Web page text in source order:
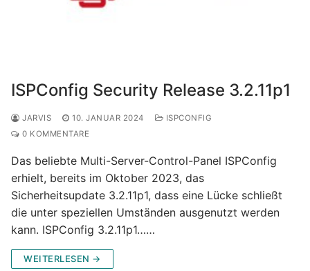
ISPConfig Security Release 3.2.11p1
JARVIS 10. JANUAR 2024
ISPCONFIG
0 KOMMENTARE
Das beliebte Multi-Server-Control-Panel ISPConfig
erhielt, bereits im Oktober 2023, das
Sicherheitsupdate 3.2.11p1, dass eine Lücke schließt
die unter speziellen Umständen ausgenutzt werden
kann. ISPConfig 3.2.11p1……
WEITERLESEN →